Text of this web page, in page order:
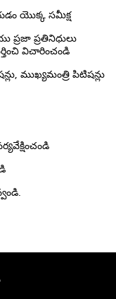
యొక్క సమీక్ష
ప్రజా ప్రతినిధులు
విచారించండి
ముఖ్యమంత్రి పిటిషన్లు